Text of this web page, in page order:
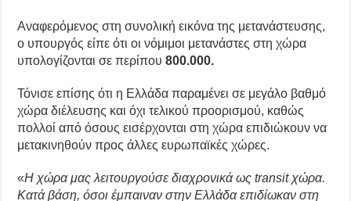
Αναφερόμενος στη συνολική εικόνα της μετανάστευσης,
ο υπουργός είπε ότι οι νόμιμοι μετανάστες στη χώρα
υπολογίζονται σε περίπου 800.000.
Τόνισε επίσης ότι η Ελλάδα παραμένει σε μεγάλο βαθμό
χώρα διέλευσης και όχι τελικού προορισμού, καθώς
πολλοί από όσους εισέρχονται στη χώρα επιδιώκουν να
μετακινηθούν προς άλλες ευρωπαϊκές χώρες.
«Η χώρα μας λειτουργούσε διαχρονικά ως transit χώρα.
Κατά βάση, όσοι έμπαιναν στην Ελλάδα επιδίωκαν στη